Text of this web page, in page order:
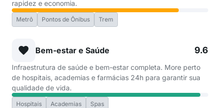
rapidez e economia.
Metrô Pontos de Ônibus Trem
Bem-estar e Saúde 9.6
Infraestrutura de saúde e bem-estar completa. More perto
de hospitais, academias e farmácias 24h para garantir sua
qualidade de vida.
Hospitais Academias Spas